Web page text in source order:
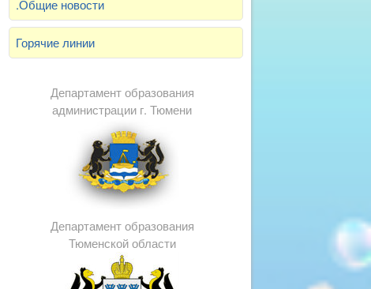
.Общие новости
Горячие линии
Департамент образования
администрации г. Тюмени
Департамент образования
Тюменской области